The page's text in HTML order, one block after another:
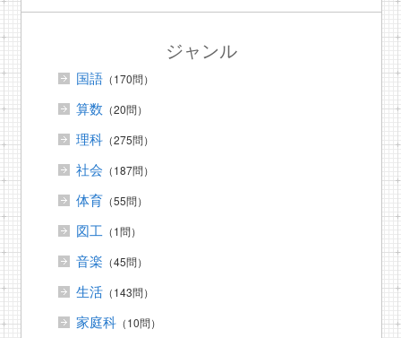
ジャンル
国語（170問）
算数 （20問）
理科（275問）
社会 （187問）
体育（55問）
図工 （1問）
音楽 （45問）
生活（143問）
家庭科（10問）